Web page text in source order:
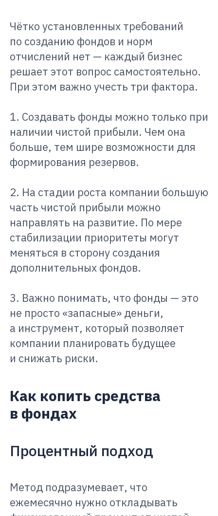
Чётко установленных требований
по созданию фондов и норм
отчислений нет — каждый бизнес
решает этот вопрос самостоятельно.
При этом важно учесть три фактора.
1. Создавать фонды можно только при
наличии чистой прибыли. Чем она
больше, тем шире возможности для
формирования резервов.
2. На стадии роста компании большую
часть чистой прибыли можно
направлять на развитие. По мере
стабилизации приоритеты могут
меняться в сторону создания
дополнительных фондов.
3. Важно понимать, что фонды — это
не просто «запасные» деньги,
а инструмент, который позволяет
компании планировать будущее
и снижать риски.
Как копить средства
в фондах
Процентный подход
Метод подразумевает, что
ежемесячно нужно откладывать